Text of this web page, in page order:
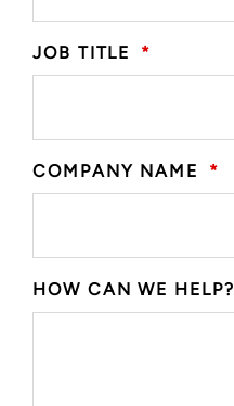
JOB TITLE *
COMPANY NAME *
HOW CAN WE HELP?